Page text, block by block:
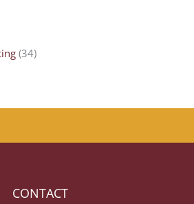
(34)
CONTACT